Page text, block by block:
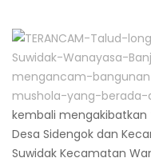
kembali mengakibatkan
Desa Sidengok dan
Suwidak Kecamatan